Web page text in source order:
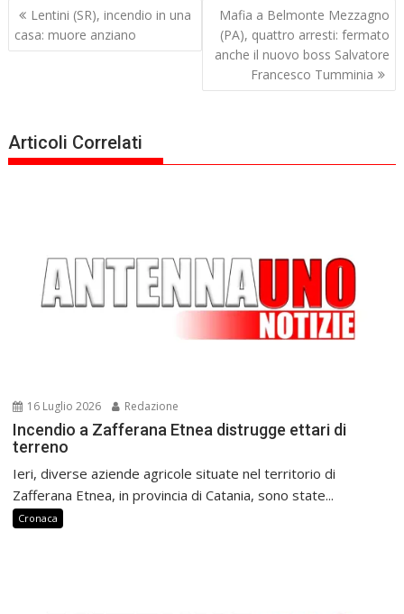
Navigazione
articoli
Lentini (SR), incendio in una
casa: muore anziano
Mafia a Belmonte Mezzagno
(PA), quattro arresti: fermato
anche il nuovo boss Salvatore
Francesco Tumminia
Articoli Correlati
16 Luglio 2026 Redazione
Incendio a Zafferana Etnea distrugge ettari di
terreno
Ieri, diverse aziende agricole situate nel territorio di
Zafferana Etnea, in provincia di Catania, sono state...
Cronaca